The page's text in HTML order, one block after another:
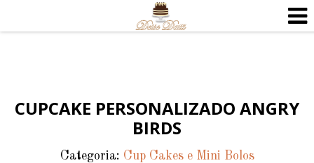
CUPCAKE PERSONALIZADO ANGRY
BIRDS
Categoria: Cup Cakes e Mini Bolos